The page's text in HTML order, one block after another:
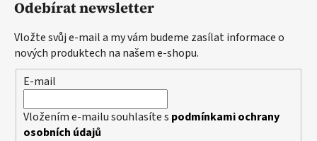
Odebírat newsletter
Vložte svůj e-mail a my vám budeme zasílat informace o
nových produktech na našem e-shopu.
E-mail
Vložením e-mailu souhlasíte s podmínkami ochrany
osobních údajů